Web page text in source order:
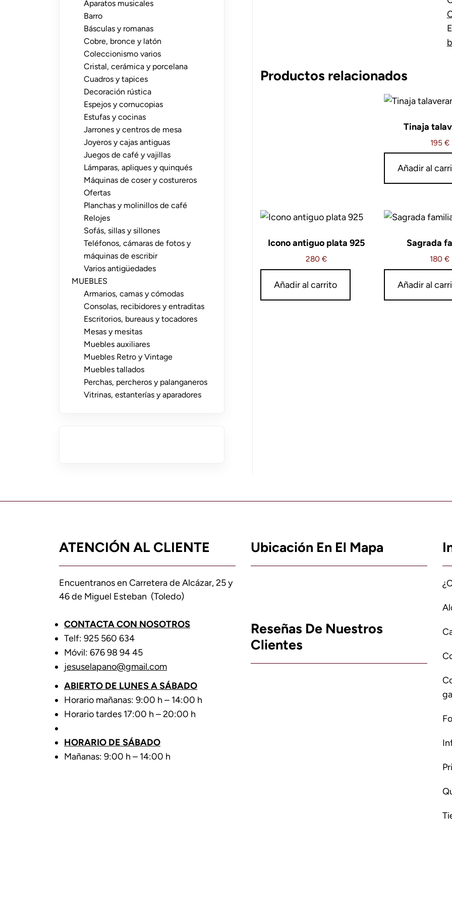
Productos relacionados
Tinaja
195 €
Añadir al
Icono antiguo plata 925
280 €
Añadir al carrito
Sagrada
180 €
Añadir al
Aparatos musicales
Barro
Básculas y romanas
Cobre, bronce y latón
Coleccionismo varios
Cristal, cerámica y porcelana
Cuadros y tapices
Decoración rústica
Espejos y cornucopias
Estufas y cocinas
Jarrones y centros de mesa
Joyeros y cajas antiguas
Juegos de café y vajillas
Lámparas, apliques y quinqués
Máquinas de coser y costureros
Ofertas
Planchas y molinillos de café
Relojes
Sofás, sillas y sillones
Teléfonos, cámaras de fotos y
máquinas de escribir
Varios antigüedades
MUEBLES
Armarios, camas y cómodas
Consolas, recibidores y entraditas
Escritorios, bureaus y tocadores
Mesas y mesitas
Muebles auxiliares
Muebles Retro y Vintage
Muebles tallados
Perchas, percheros y palanganeros
Vitrinas, estanterías y aparadores
ATENCIÓN AL CLIENTE
Encuentranos en Carretera de Alcázar, 25 y
46 de Miguel Esteban (Toledo)
CONTACTA CON NOSOTROS
Telf: 925 560 634
Móvil: 676 98 94 45
jesuselapano@gmail.com
ABIERTO DE LUNES A SÁBADO
Horario mañanas: 9:00 h – 14:00 h
Horario tardes 17:00 h – 20:00 h
HORARIO DE SÁBADO
Mañanas: 9:00 h – 14:00 h
Ubicación En El Mapa
Reseñas De Nuestros
Clientes